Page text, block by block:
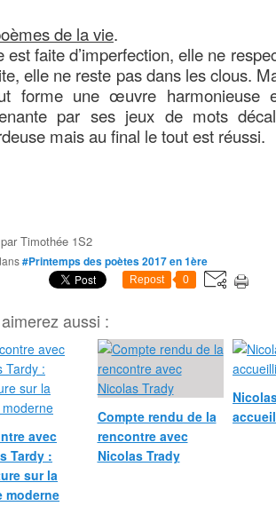
de la vie.
est faite d’imperfection, elle ne res
elle ne reste pas dans les clous.
forme une œuvre harmonieuse
par ses jeux de mots
mais au final le tout est réussi.
Timothée 1S2
#Printemps des poètes 2017 en 1ère
Repost 0
aussi :
avec
Tardy :
sur la
moderne
Compte rendu de la
rencontre avec
Nicolas Trady